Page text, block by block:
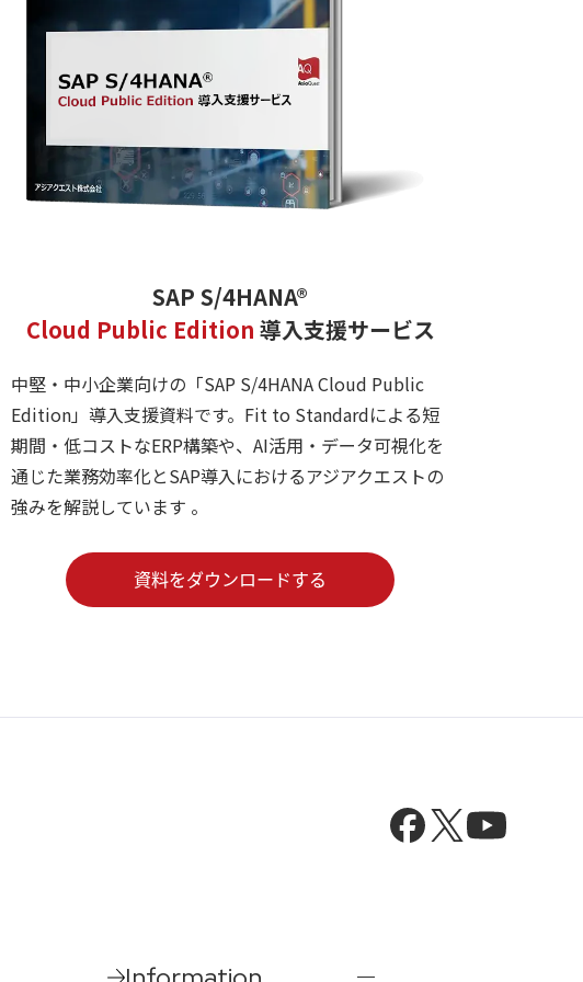
SAP S/4HANA®
Cloud Public Edition 導入支援サービス
中堅・中小企業向けの「SAP S/4HANA Cloud Public
Edition」導入支援資料です。Fit to Standardによる短
期間・低コストなERP構築や、AI活用・データ可視化を
通じた業務効率化とSAP導入におけるアジアクエストの
強みを解説しています 。